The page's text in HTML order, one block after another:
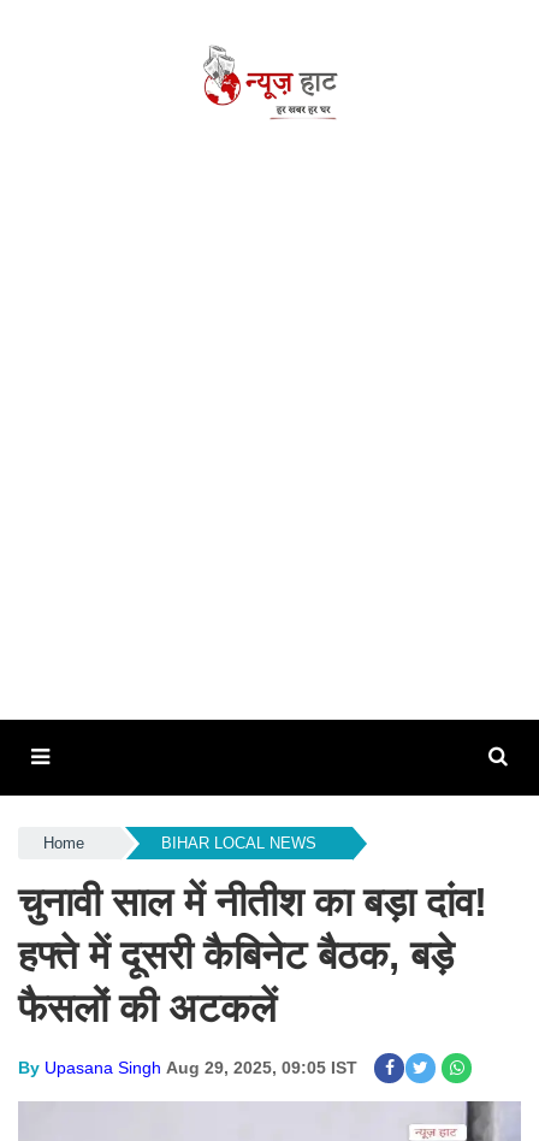
Home BIHAR LOCAL NEWS
चुनावी साल में नीतीश का बड़ा दांव!
हफ्ते में दूसरी कैबिनेट बैठक, बड़े
फैसलों की अटकलें
By Upasana Singh Aug 29, 2025, 09:05 IST